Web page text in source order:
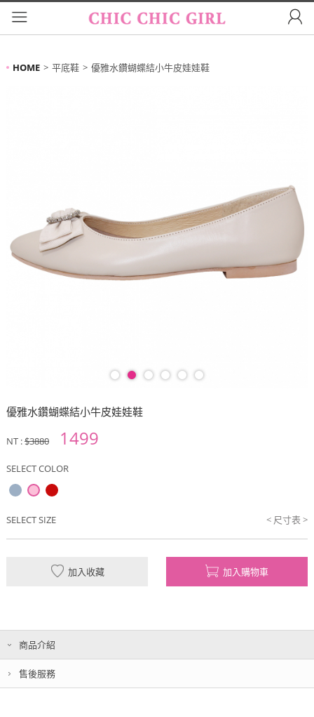
HOME 平底鞋 優雅水鑽蝴蝶結小牛皮娃娃鞋
優雅水鑽蝴蝶結小牛皮娃娃鞋
NT :$3880 1499
SELECT COLOR
< 尺寸表 >
SELECT SIZE
加入收藏 加入購物車
商品介紹
售後服務